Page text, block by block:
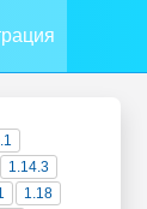
1.14.3
1.18